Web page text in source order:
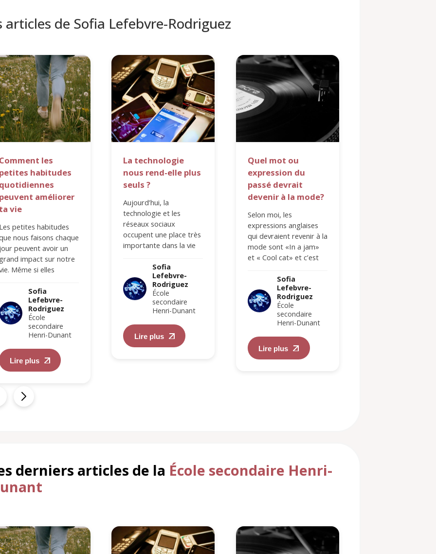
articles de Sofia Lefebvre-Rodriguez
les
habitudes
améliorer
vie
petites habitudes
nous faisons chaque
peuvent avoir un
impact sur notre
Même si elles
aider une…
Sofia
Lefebvre-
Rodriguez
École
secondaire
Henri-Dunant
Lire plus
La technologie
nous rend-elle plus
seuls ?
Aujourd’hui, la
technologie et les
réseaux sociaux
occupent une place très
importante dans la vie
Statista, en 2025, les
internautes utilisent en…
Sofia
Lefebvre-
Rodriguez
École
secondaire
Henri-Dunant
Lire plus
Quel mot ou
expression du
passé devrait
devenir à la mode?
Selon moi, les
expressions anglaises
qui devraient revenir à la
mode sont «In a jam»
et « Cool cat» et c’est
Sofia
Lefebvre-
Rodriguez
École
secondaire
Henri-Dunant
Lire plus
derniers articles de la École secondaire Henri-